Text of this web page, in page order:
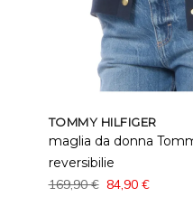
TOMMY HILFIGER
maglia da donna
reversibilie
169,90 € 84,90 €